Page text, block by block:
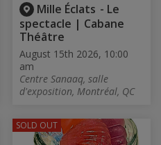
Mille Éclats - Le
spectacle | Cabane
Théâtre
August 15th 2026, 10:00
am
Centre Sanaaq, salle
d'exposition, Montréal, QC
SOLD OUT